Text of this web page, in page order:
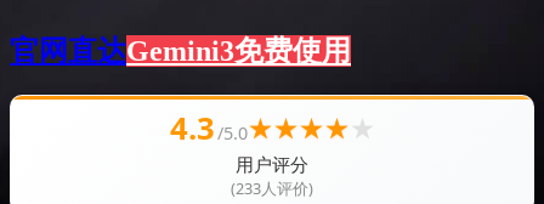
官网直达Gemini3免费使用
4.3/5.0★★★★★
用户评分
(233人评价)